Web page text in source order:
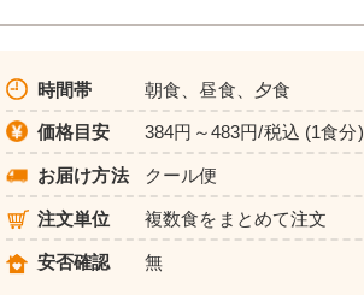
時間帯 朝食、昼食、夕食
価格目安 384円～483円/税込 (1食分)
お届け方法 クール便
注文単位 複数食をまとめて注文
安否確認 無